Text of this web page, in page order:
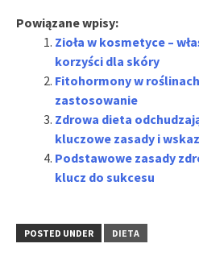
Powiązane wpisy:
Zioła w kosmetyce –
korzyści dla skóry
Fitohormony w
zastosowanie
Zdrowa dieta
kluczowe zasady i
Podstawowe zasady
klucz do sukcesu
POSTED UNDER DIETA